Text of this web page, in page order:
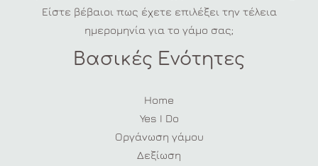
Είστε βέβαιοι πως έχετε επιλέξει την τέλεια
ημερομηνία για το γάμο σας;
Βασικές Ενότητες
Home
Yes I Do
Οργάνωση γάμου
Δεξίωση